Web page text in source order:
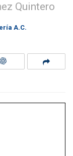
Quintero
A.C.